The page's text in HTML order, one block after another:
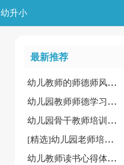
幼升小
最新推荐
幼儿教师的师德师风学习心得体会（范例15篇）
幼儿园教师师德学习心得
幼儿园骨干教师培训心得体会[精]
[精选]幼儿园老师培训心得体会15篇
幼儿教师读书心得体会[合集15篇]